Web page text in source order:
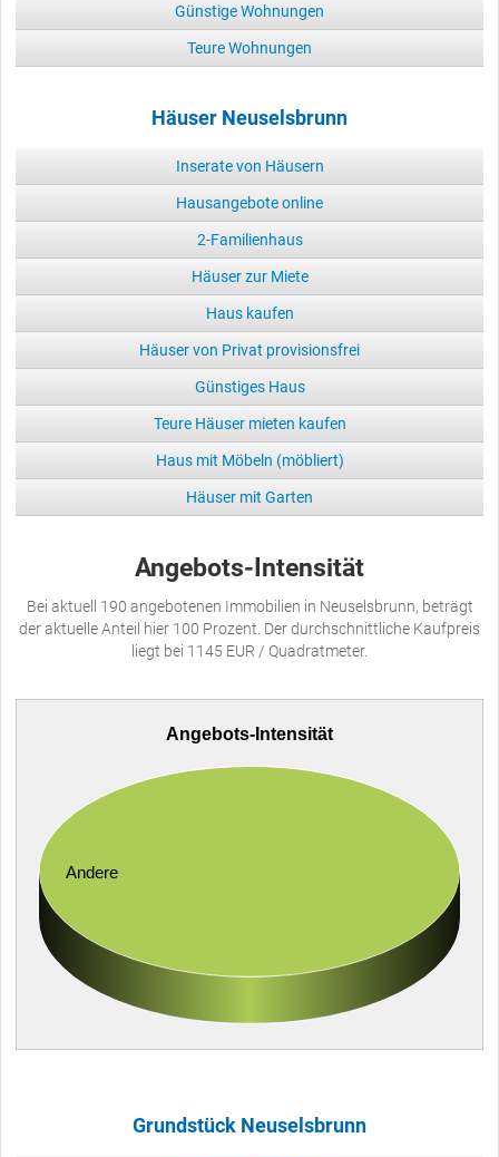
Günstige Wohnungen
Teure Wohnungen
Häuser Neuselsbrunn
Inserate von Häusern
Hausangebote online
2-Familienhaus
Häuser zur Miete
Haus kaufen
Häuser von Privat provisionsfrei
Günstiges Haus
Teure Häuser mieten kaufen
Haus mit Möbeln (möbliert)
Häuser mit Garten
Angebots-Intensität
Bei aktuell 190 angebotenen Immobilien in Neuselsbrunn, beträgt
der aktuelle Anteil hier 100 Prozent. Der durchschnittliche Kaufpreis
liegt bei 1145 EUR / Quadratmeter.
Angebots-Intensität
Andere
Grundstück Neuselsbrunn